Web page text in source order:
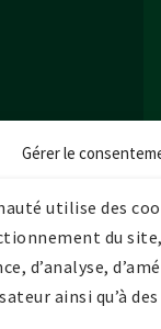
Gérer le
utilise des
du
d’analyse,
ainsi qu’à